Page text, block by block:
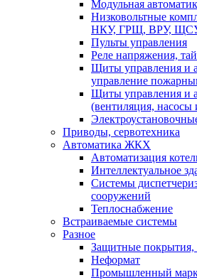
Модульная
Низковольтные
НКУ, ГРЩ, ВРУ,
Пульты управления
Реле напряжения,
Щиты управления и
управление
Щиты управления и
(вентиляция, насосы
Приводы, сервотехника
Автоматика ЖКХ
Автоматизация
Интеллектуальное
Системы
сооружений
Теплоснабжение
Встраиваемые системы
Разное
Защитные
Неформат
Промышленный